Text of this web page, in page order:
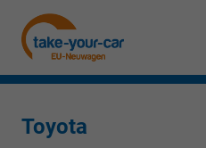
Toyota